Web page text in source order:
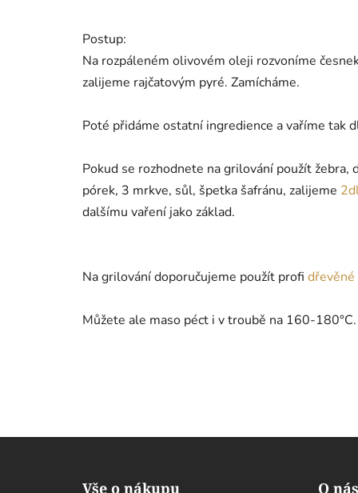
Postup:
Na rozpáleném olivovém oleji rozvoníme
zalijeme rajčatovým pyré. Zamícháme.
Poté přidáme ostatní ingredience a vaříme tak
Pokud se rozhodnete na grilování použít
pórek, 3 mrkve, sůl, špetka šafránu, zalijeme
dalšímu vaření jako základ.
Na grilování doporučujeme použít profi
Můžete ale maso péct i v troubě na 160-
Vše o nákupu O nás